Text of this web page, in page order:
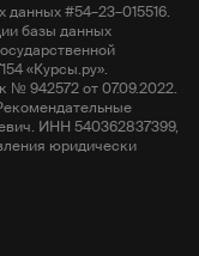
#54–23–015516.
базы данных
«Курсы.ру».
№ 942572 от 07.09.2022.
ИНН 540362837399,
юридически